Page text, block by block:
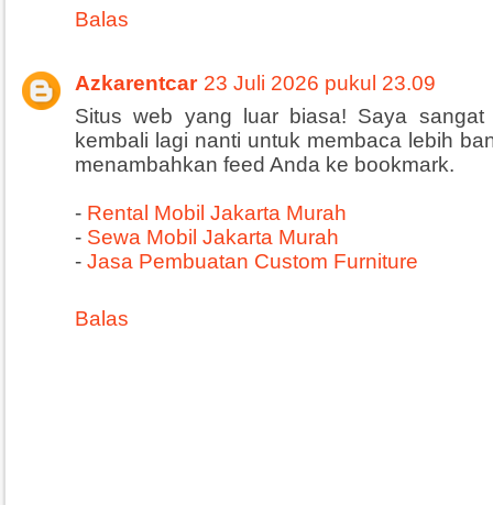
Balas
Azkarentcar 23 Juli 2026 pukul 23.09
Situs web yang luar biasa! Saya sangat
kembali lagi nanti untuk membaca lebih
menambahkan feed Anda ke bookmark.
- Rental Mobil Jakarta Murah
- Sewa Mobil Jakarta Murah
- Jasa Pembuatan Custom Furniture
Balas